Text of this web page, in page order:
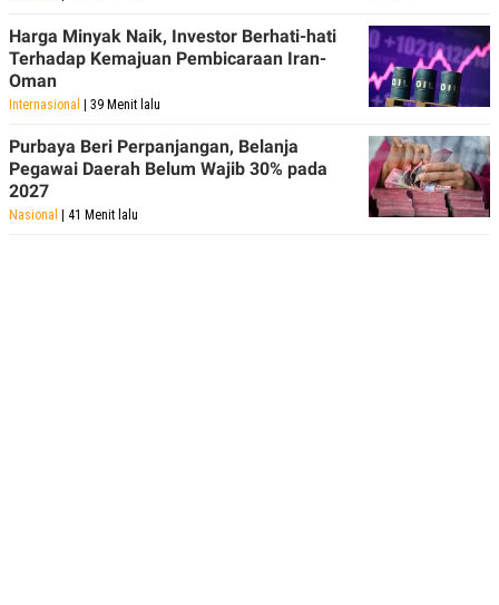
Harga Minyak Naik, Investor Berhati-hati
Terhadap Kemajuan Pembicaraan Iran-
Oman
Internasional | 39 Menit lalu
Purbaya Beri Perpanjangan, Belanja
Pegawai Daerah Belum Wajib 30% pada
2027
Nasional | 41 Menit lalu